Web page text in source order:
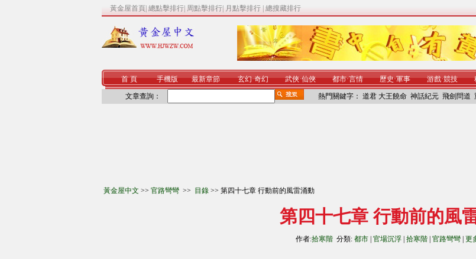
黃金屋首頁 總點擊排行 周點擊排行 月點擊排行 總搜藏排行
首 頁 手機版 最新章節 玄幻·奇幻 武俠·仙俠 都市·言情 歷史·軍事 游戲·競技
文章查詢： 熱門關鍵字： 道君 大王饒命 神話紀元 飛劍問道
黃金屋中文 >> 官路彎彎 >> 目錄 >> 第四十七章 行動前的風雷涌動
第四十七章 行動前的風
作者:拾寒階 分類: 都市 官場沉浮 拾寒階 官路彎彎 更